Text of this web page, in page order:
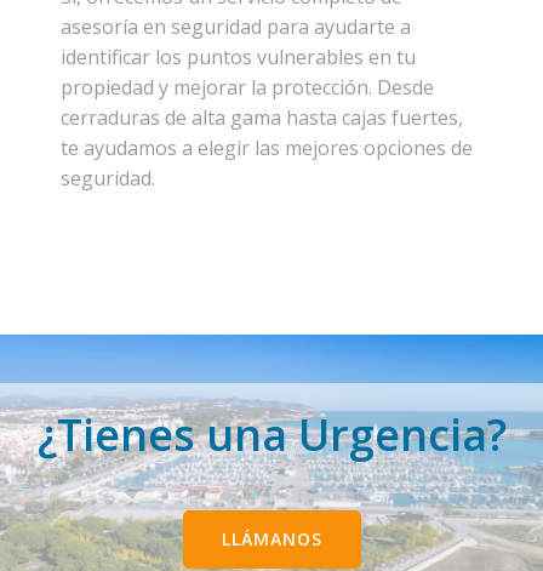
asesoría en seguridad para ayudarte a
identificar los puntos vulnerables en tu
propiedad y mejorar la protección. Desde
cerraduras de alta gama hasta cajas fuertes,
te ayudamos a elegir las mejores opciones de
seguridad.
¿Tienes una Urgencia?
LLÁMANOS